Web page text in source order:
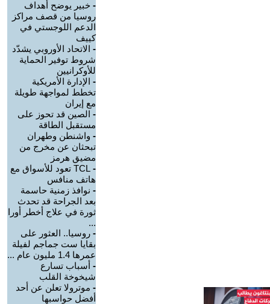
- خبير يوضح أهداف
روسيا من قصف مراكز
الدعم اللوجستي في
كييف
- الاتحاد الأوروبي يشدّد
شروط توفير الحماية
للأوكرانيين
- الإدارة الأمريكية
تخطط لمواجهة طويلة
مع إيران
- الصين قد تحوز على
مستقبل الطاقة
- واشنطن وطهران
تبحثان عن مخرج من
مضيق هرمز
-
TCL تعود للأسواق مع
هاتف منافس
- نوافذ زمنية حاسمة
بعد الجراحة قد تحدث
ثورة في علاج أخطر أورا
...
- روسيا.. العثور على
بقايا ست جماجم لفيلة
عمرها 1.4 مليون عام ...
- أسباب تسارع
شيخوخة القلب
- موترولا تعلن عن أحد
أفضل حواسبها